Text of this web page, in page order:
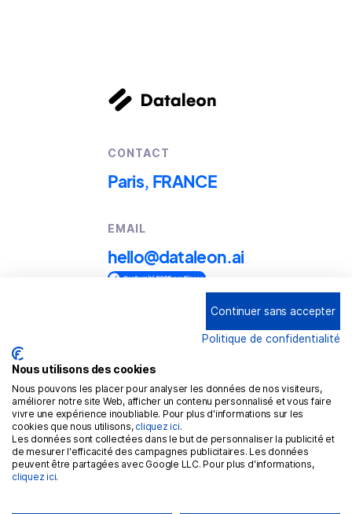
CONTACT
Paris, FRANCE
EMAIL
hello@dataleon.ai
Conditions générales d'utilisation
Mention légales
Politique de confidentialité
Politique de cookies
RGPD
Continuer sans accepter
Politique de confidentialité
Nous utilisons des cookies
Nous pouvons les placer pour analyser les données de nos visiteurs,
améliorer notre site Web, afficher un contenu personnalisé et vous faire
vivre une expérience inoubliable. Pour plus d'informations sur les
cookies que nous utilisons, cliquez ici.
Les données sont collectées dans le but de personnaliser la publicité et
de mesurer l'efficacité des campagnes publicitaires. Les données
peuvent être partagées avec Google LLC. Pour plus d'informations,
cliquez ici.